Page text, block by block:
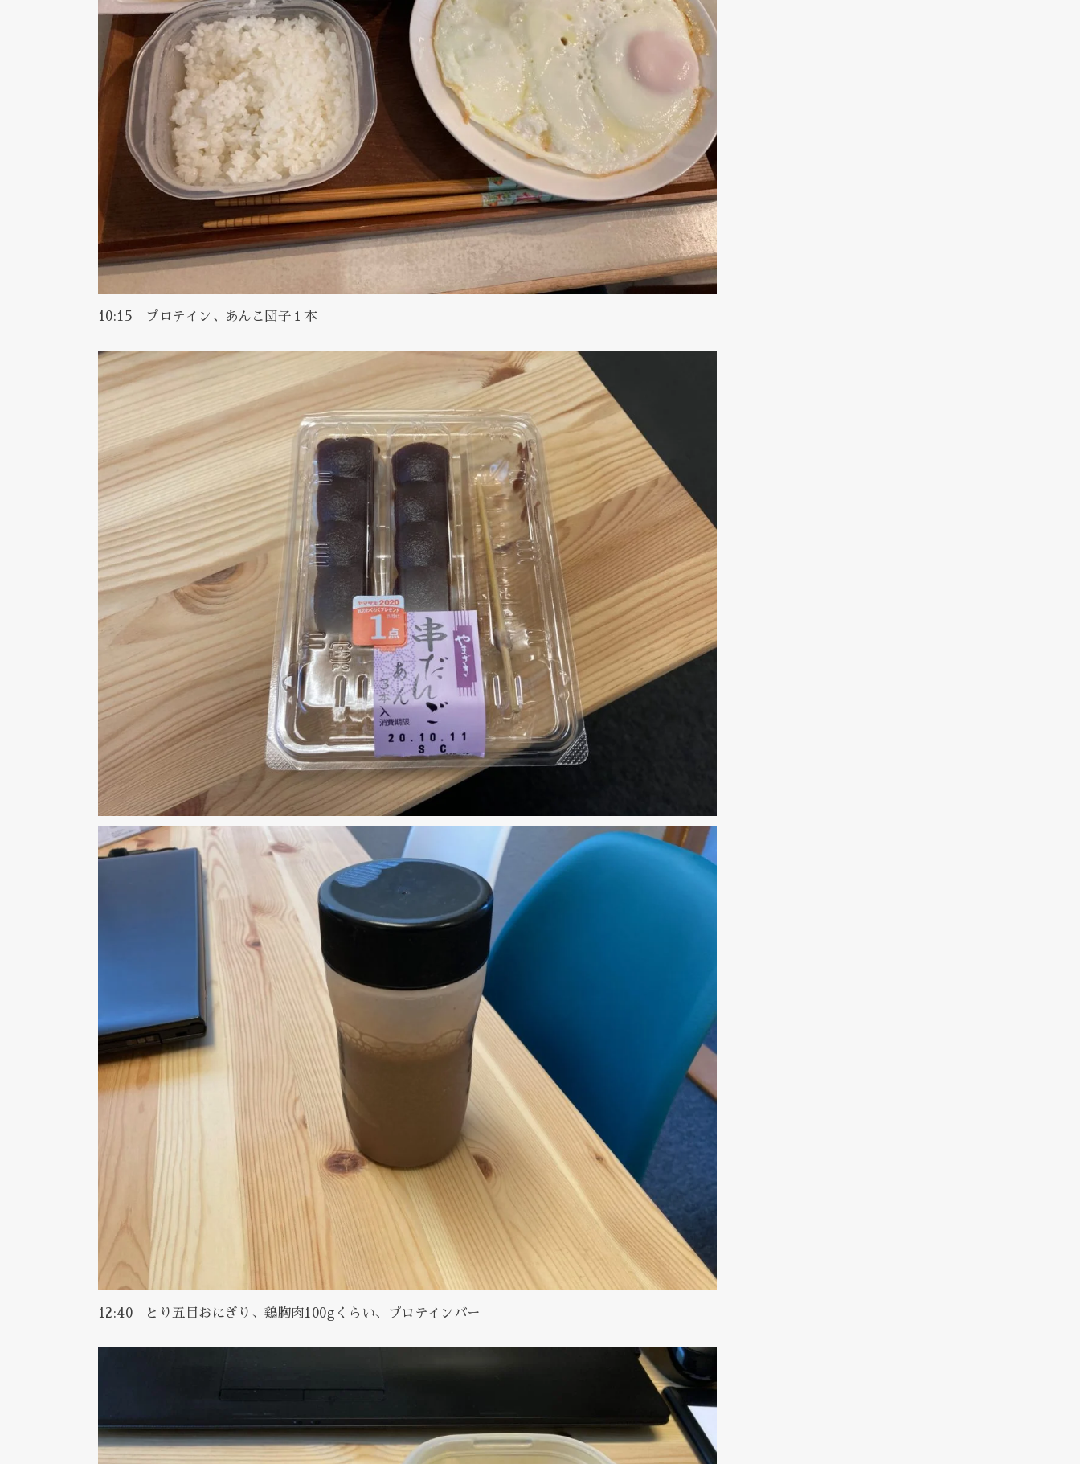
10:15 プロテイン、あんこ団子１本
12:40 とり五目おにぎり、鶏胸肉100gくらい、プロテインバー